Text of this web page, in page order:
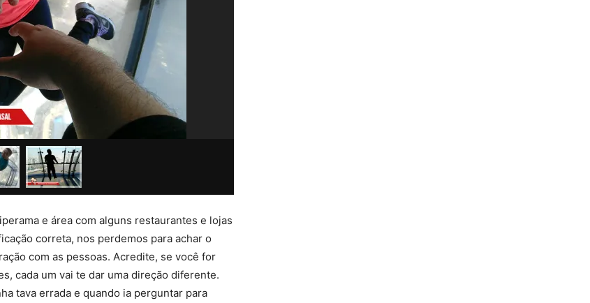
e área com alguns restaurantes e lojas
correta, nos perdemos para achar o
com as pessoas. Acredite, se você for
cada um vai te dar uma direção diferente.
tava errada e quando ia perguntar para